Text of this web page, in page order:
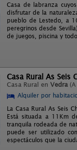
Casa de labranza
disfrutar de la
pueblo de Lestedo, a
peregrinos desde
de juegos, piscina y
Casa Rural As Seis
Casa Rural en Vedra
Alquiler por
La Casa Rural As Seis
Está situada a 11Km
tranquila rodeada de
puede ser utilizado
espectáculos que la